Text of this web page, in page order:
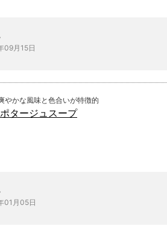
09月15日
やかな風味と色合いが特徴的
タージュスープ
01月05日